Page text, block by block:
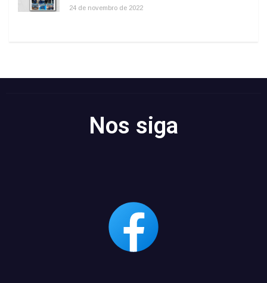
24 de novembro de 2022
Nos siga